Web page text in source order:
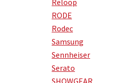
Reloop
RODE
Rodec
Samsung
Sennheiser
Serato
SHOWGEAR